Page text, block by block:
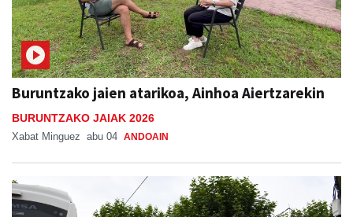
Buruntzako jaien atarikoa, Ainhoa Aiertzarekin
BURUNTZAKO JAIAK 2026
Xabat Minguez abu 04 ANDOAIN